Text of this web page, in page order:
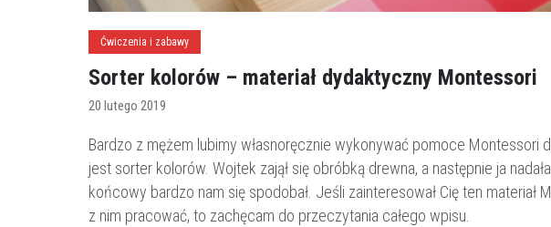
Ćwiczenia i zabawy
Sorter kolorów – materiał dydaktyczny Montessori
20 lutego 2019
Bardzo z mężem lubimy własnoręcznie wykonywać pomoce
jest sorter kolorów. Wojtek zajął się obróbką drewna, a następnie ja
końcowy bardzo nam się spodobał. Jeśli zainteresował Cię ten
z nim pracować, to zachęcam do przeczytania całego wpisu.